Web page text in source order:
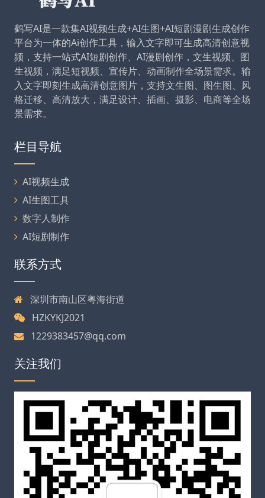
鹤写AI是一款集AI视频生成+AI生图+AI短剧漫剧生成创作
平台为一体的Ai创作工具，输入文字即可生成高清创意视
频，支持一站式AI短剧创作、AI漫剧创作，文生视频、图
生视频，满足短视频、宣传片、动画制作全场景需求。输
入文字即刻生成高清创意图片，支持文生图、图生图、风
格迁移、高清放大，满足设计、插画、摄影、电商等全场
景需求。
栏目导航
AI视频生成
AI生图工具
数字人制作
AI短剧制作
联系方式
深圳市南山区粤海街道
HZKYKJ2021
1229383457@qq.com
关注我们